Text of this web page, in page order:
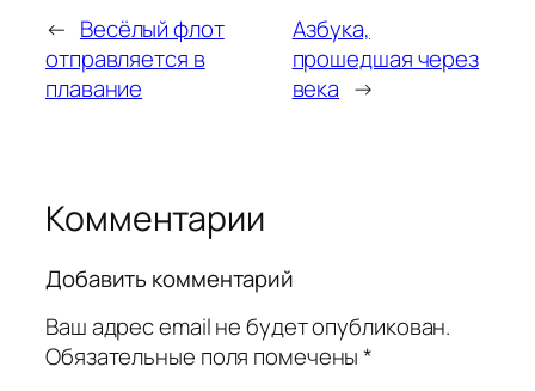
← Весёлый флот
отправляется в
плавание
Азбука,
прошедшая через
века →
Комментарии
Добавить комментарий
Ваш адрес email не будет опубликован.
Обязательные поля помечены*